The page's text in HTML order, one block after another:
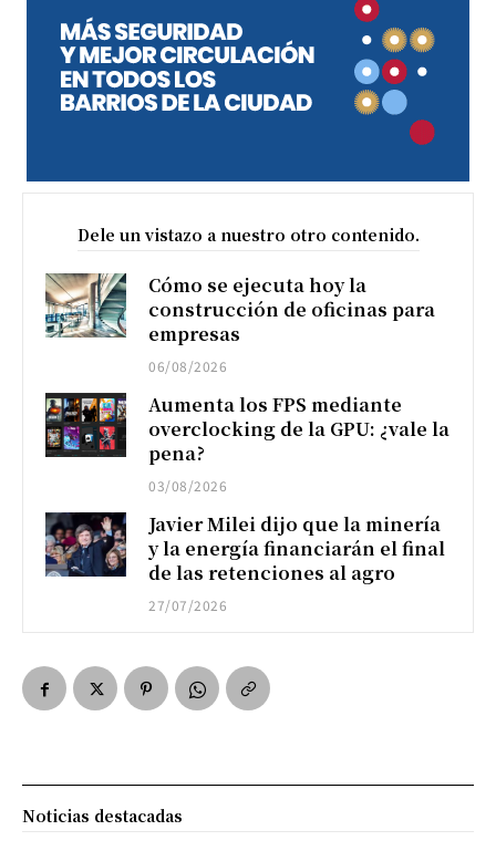
Dele un vistazo a nuestro otro contenido.
Cómo se ejecuta hoy la
construcción de oficinas para
empresas
06/08/2026
Aumenta los FPS mediante
overclocking de la GPU: ¿vale la
pena?
03/08/2026
Javier Milei dijo que la minería
y la energía financiarán el final
de las retenciones al agro
27/07/2026
Noticias destacadas